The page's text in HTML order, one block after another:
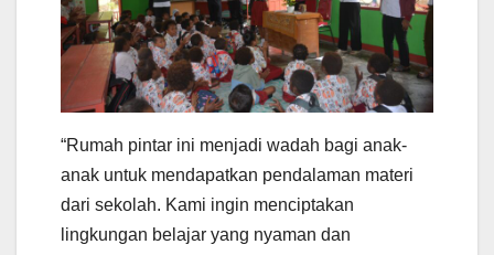
“Rumah pintar ini menjadi wadah bagi anak-
anak untuk mendapatkan pendalaman materi
dari sekolah. Kami ingin menciptakan
lingkungan belajar yang nyaman dan